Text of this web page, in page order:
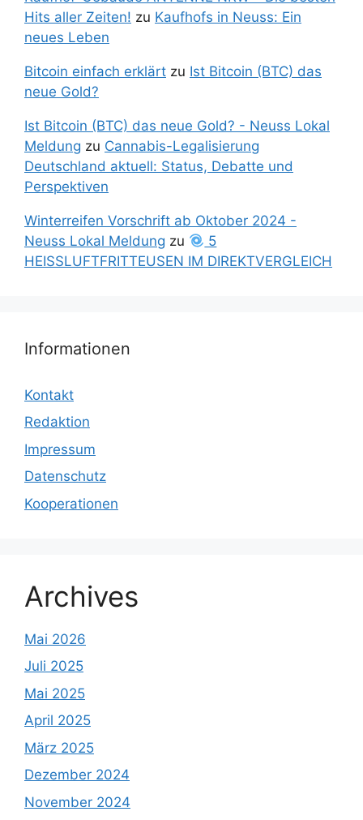
Hits aller Zeiten! zu Kaufhofs in Neuss: Ein
neues Leben
Bitcoin einfach erklärt zu Ist Bitcoin (BTC) das
neue Gold?
Ist Bitcoin (BTC) das neue Gold? - Neuss Lokal
Meldung zu Cannabis-Legalisierung
Deutschland aktuell: Status, Debatte und
Perspektiven
Winterreifen Vorschrift ab Oktober 2024 -
Neuss Lokal Meldung zu
5
HEISSLUFTFRITTEUSEN IM DIREKTVERGLEICH
Informationen
Kontakt
Redaktion
Impressum
Datenschutz
Kooperationen
Archives
Mai 2026
Juli 2025
Mai 2025
April 2025
März 2025
Dezember 2024
November 2024